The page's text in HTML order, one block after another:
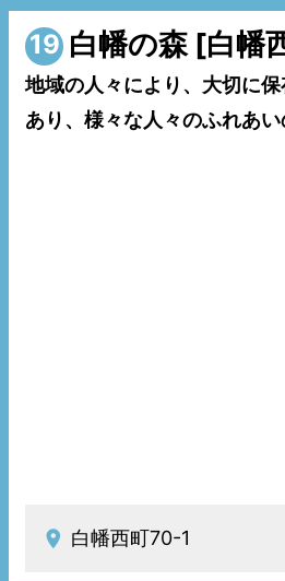
19 白幡の森 [白幡
地域の人々により、大切に
あり、様々な人々のふれあい
白幡西町70-1